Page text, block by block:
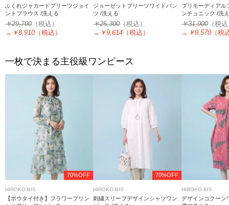
ふくれジャカードプリーツジョイ
ントブラウス /洗える
￥29,700 （税込）
→ ￥8,910 （税込）
ジョーゼットプリーツワイドパン
ツ /洗える
￥25,300（税込）
→ ￥9,614 （税込）
プリモーディアル
ンチュニック /洗
￥31,900（税
→ ￥9,570（税
一枚で決まる主役級ワンピース
70%OFF
HIROKO BIS
【ボウタイ付き】フラワープリン
70%OFF
HIROKO BIS
刺繍スリーブデザインシャツワン
HIROKO BIS
デザインコクーン